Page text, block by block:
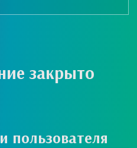
закрыто
пользователя